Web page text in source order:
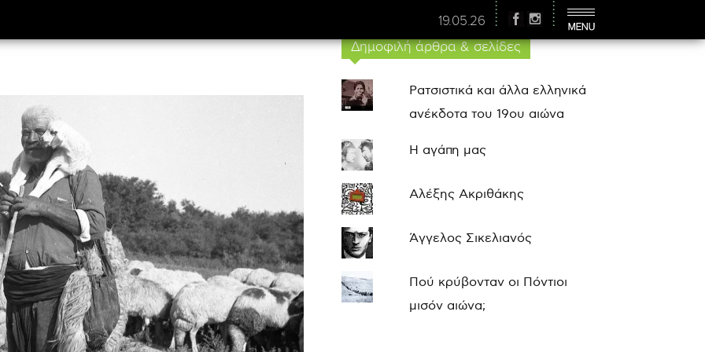
19.05.26
Δημοφιλή άρθρα & σελίδες
Ρατσιστικά και άλλα ελληνικά
ανέκδοτα του 19ου αιώνα
Η αγάπη μας
Αλέξης Ακριθάκης
Άγγελος Σικελιανός
Πού κρύβονταν οι Πόντιοι
μισόν αιώνα;